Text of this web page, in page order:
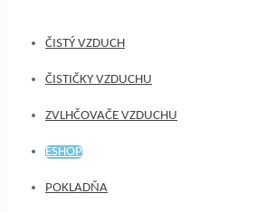
ČISTÝ VZDUCH
ČISTIČKY VZDUCHU
ZVLHČOVAČE VZDUCHU
ESHOP
POKLADŇA